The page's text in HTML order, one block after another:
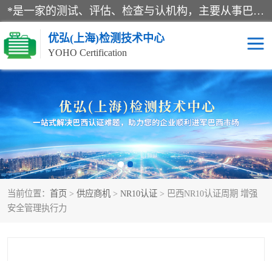
*是一家的测试、评估、检查与认机构，主要从事巴西NR10认证、NR12认证、NR13认证；ANATEL认证、INMTRO认证，欧盟CE认证：MD认证，PED认证，MID认证，ATEX认证，德国蓝色天使认证。
优弘(上海)检测技术中心
YOHO Certification
当前位置： 首页 > 供应商机 > NR10认证 > 巴西NR10认证周期 增强
安全管理执行力
RECYCLASS认证 NR10认证
NR12认证 NR13认证
ART认证 巴西NR认证
巴西认证 RETIE认证